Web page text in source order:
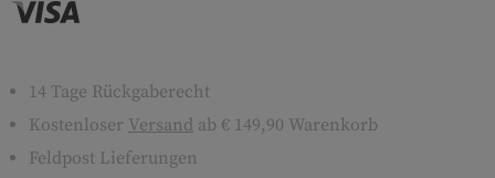
14 Tage Rückgaberecht
Kostenloser Versand ab € 149,90 Warenkorb
Feldpost Lieferungen